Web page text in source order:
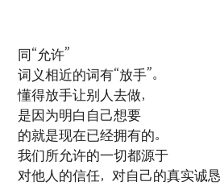
同“允许”
词义相近的词有“放手”。
懂得放手让别人去做，
是因为明白自己想要
的就是现在已经拥有的。
我们所允许的一切都源于
对他人的信任，对自己的真实诚恳